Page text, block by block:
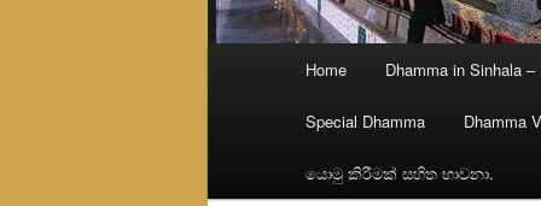
Home Dhamma in Sinhala –
Special Dhamma Dhamma
යොමු කිරීමක් සහිත භාවනා.